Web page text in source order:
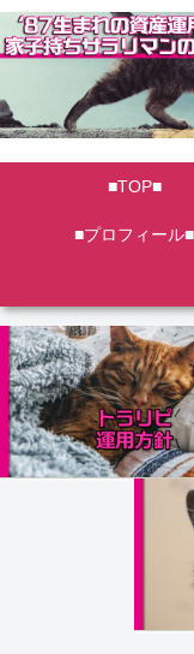
■TOP■
■プロフィール■